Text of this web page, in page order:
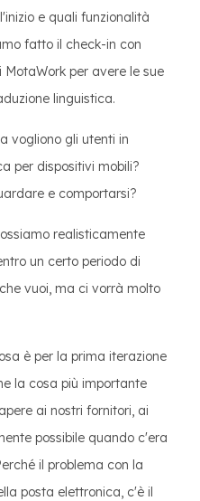
e quali funzionalità
fatto il check-in con
per avere le sue
linguistica.
vogliono gli utenti in
per dispositivi mobili?
e comportarsi?
realisticamente
un certo periodo di
vuoi, ma ci vorrà molto
è per la prima iterazione
la cosa più importante
ai nostri fornitori, ai
possibile quando c'era
il problema con la
posta elettronica, c'è il